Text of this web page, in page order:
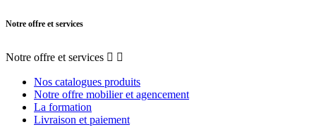
Notre offre et services
Notre offre et services  
Nos catalogues produits
Notre offre mobilier et agencement
La formation
Livraison et paiement